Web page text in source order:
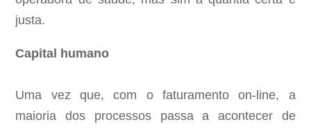
justa.
Capital humano
Uma vez que, com o faturamento on-line, a
maioria dos processos passa a acontecer de